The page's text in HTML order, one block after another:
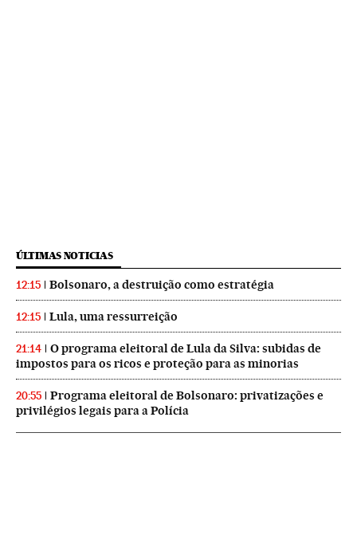
ÚLTIMAS NOTICIAS
12:15 Bolsonaro, a destruição como estratégia
12:15 Lula, uma ressurreição
21:14
O programa eleitoral de Lula da Silva: subidas de
impostos para os ricos e proteção para as minorias
20:55
Programa eleitoral de Bolsonaro: privatizações e
privilégios legais para a Polícia